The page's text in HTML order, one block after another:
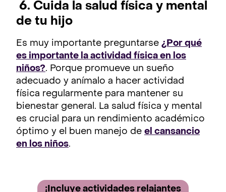
6. Cuida la salud física y mental
de tu hijo
Es muy importante preguntarse ¿Por qué
es importante la actividad física en los
niños?. Porque promueve un sueño
adecuado y anímalo a hacer actividad
física regularmente para mantener su
bienestar general. La salud física y mental
es crucial para un rendimiento académico
óptimo y el buen manejo de el cansancio
en los niños.
¡Incluye activida des relajantes